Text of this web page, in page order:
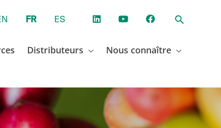
FR ES
Distributeurs
Nous connaître